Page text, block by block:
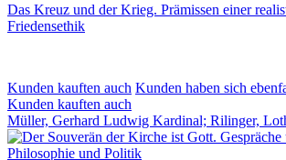
Das Kreuz und der Krieg. Prämissen einer
Friedensethik
Kunden kauften auch Kunden haben sich
Kunden kauften auch
Müller, Gerhard Ludwig Kardinal; Rilinger,